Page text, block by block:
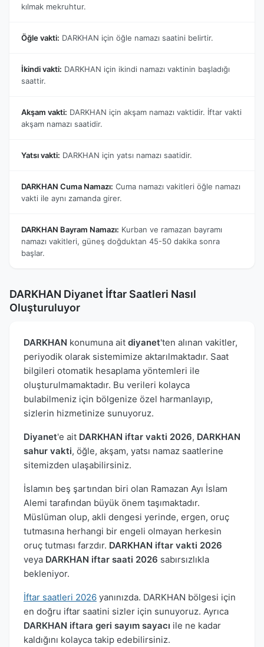
kılmak mekruhtur.
Öğle vakti: DARKHAN için öğle namazı saatini belirtir.
İkindi vakti: DARKHAN için ikindi namazı vaktinin başladığı
saattir.
Akşam vakti: DARKHAN için akşam namazı vaktidir. İftar vakti
akşam namazı saatidir.
Yatsı vakti: DARKHAN için yatsı namazı saatidir.
DARKHAN Cuma Namazı: Cuma namazı vakitleri öğle namazı
vakti ile aynı zamanda girer.
DARKHAN Bayram Namazı: Kurban ve ramazan bayramı
namazı vakitleri, güneş doğduktan 45-50 dakika sonra
başlar.
DARKHAN Diyanet İftar Saatleri Nasıl
Oluşturuluyor
DARKHAN konumuna ait diyanet'ten alınan vakitler,
periyodik olarak sistemimize aktarılmaktadır. Saat
bilgileri otomatik hesaplama yöntemleri ile
oluşturulmamaktadır. Bu verileri kolayca
bulabilmeniz için bölgenize özel harmanlayıp,
sizlerin hizmetinize sunuyoruz.
Diyanet'e ait DARKHAN iftar vakti 2026, DARKHAN
sahur vakti, öğle, akşam, yatsı namaz saatlerine
sitemizden ulaşabilirsiniz.
İslamın beş şartından biri olan Ramazan Ayı İslam
Alemi tarafından büyük önem taşımaktadır.
Müslüman olup, akli dengesi yerinde, ergen, oruç
tutmasına herhangi bir engeli olmayan herkesin
oruç tutması farzdır. DARKHAN iftar vakti 2026
veya DARKHAN iftar saati 2026 sabırsızlıkla
bekleniyor.
İftar saatleri 2026 yanınızda. DARKHAN bölgesi için
en doğru iftar saatini sizler için sunuyoruz. Ayrıca
DARKHAN iftara geri sayım sayacı ile ne kadar
kaldığını kolayca takip edebilirsiniz.